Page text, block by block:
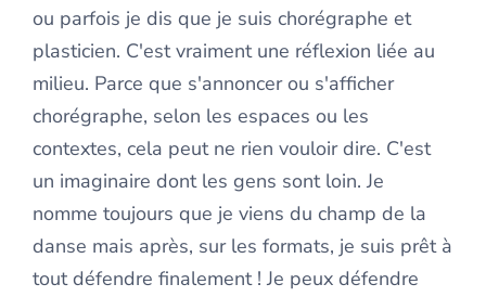
ou parfois je dis que je suis chorégraphe et
plasticien. C'est vraiment une réflexion liée au
milieu. Parce que s'annoncer ou s'afficher
chorégraphe, selon les espaces ou les
contextes, cela peut ne rien vouloir dire. C'est
un imaginaire dont les gens sont loin. Je
nomme toujours que je viens du champ de la
danse mais après, sur les formats, je suis prêt à
tout défendre finalement ! Je peux défendre